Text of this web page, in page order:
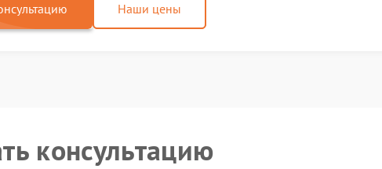
Наши цены
консультацию